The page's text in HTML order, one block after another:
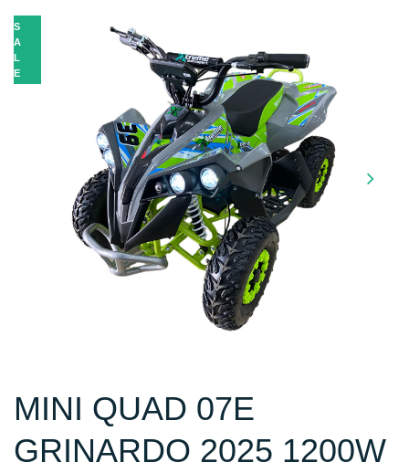
S
A
L
E
MINI QUAD 07E
GRINARDO 2025 1200W